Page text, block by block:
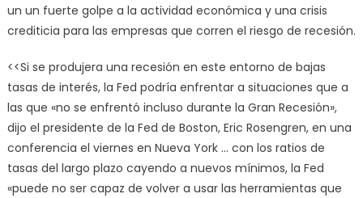
un un fuerte golpe a la actividad económica y una crisis
crediticia para las empresas que corren el riesgo de recesión.
<<Si se produjera una recesión en este entorno de bajas
tasas de interés, la Fed podría enfrentar a situaciones que a
las que «no se enfrentó incluso durante la Gran Recesión»,
dijo el presidente de la Fed de Boston, Eric Rosengren, en una
conferencia el viernes en Nueva York … con los ratios de
tasas del largo plazo cayendo a nuevos mínimos, la Fed
«puede no ser capaz de volver a usar las herramientas que